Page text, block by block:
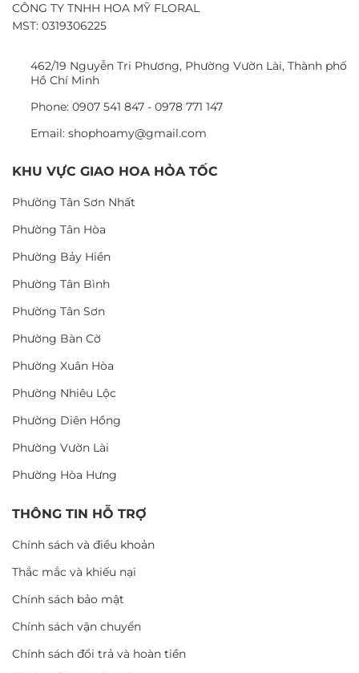
CÔNG TY TNHH HOA MỸ FLORAL
MST: 0319306225
462/19 Nguyễn Tri Phương, Phường Vườn Lài, Thành phố
Hồ Chí Minh
Phone: 0907 541 847 - 0978 771 147
Email: shophoamy@gmail.com
KHU VỰC GIAO HOA HỎA TỐC
Phường Tân Sơn Nhất
Phường Tân Hòa
Phường Bảy Hiền
Phường Tân Bình
Phường Tân Sơn
Phường Bàn Cờ
Phường Xuân Hòa
Phường Nhiêu Lộc
Phường Diên Hồng
Phường Vườn Lài
Phường Hòa Hưng
THÔNG TIN HỖ TRỢ
Chính sách và điều khoản
Thắc mắc và khiếu nại
Chính sách bảo mật
Chính sách vận chuyển
Chính sách đổi trả và hoàn tiền